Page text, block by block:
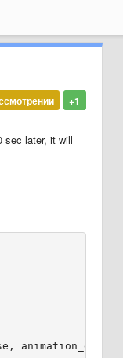
+1
sec later, it will